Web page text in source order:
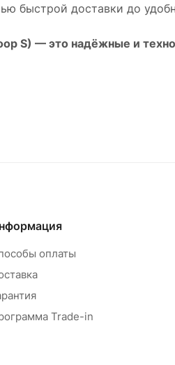
быстрой доставки до
S) — это надёжные и
оплаты
Trade-in